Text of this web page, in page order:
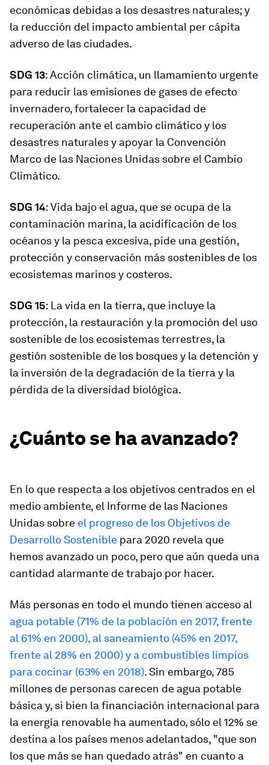
económicas debidas a los desastres naturales; y
la reducción del impacto ambiental per cápita
adverso de las ciudades.
SDG 13: Acción climática, un llamamiento urgente
para reducir las emisiones de gases de efecto
invernadero, fortalecer la capacidad de
recuperación ante el cambio climático y los
desastres naturales y apoyar la Convención
Marco de las Naciones Unidas sobre el Cambio
Climático.
SDG 14: Vida bajo el agua, que se ocupa de la
contaminación marina, la acidificación de los
océanos y la pesca excesiva, pide una gestión,
protección y conservación más sostenibles de los
ecosistemas marinos y costeros.
SDG 15: La vida en la tierra, que incluye la
protección, la restauración y la promoción del uso
sostenible de los ecosistemas terrestres, la
gestión sostenible de los bosques y la detención y
la inversión de la degradación de la tierra y la
pérdida de la diversidad biológica.
¿Cuánto se ha avanzado?
En lo que respecta a los objetivos centrados en el
medio ambiente, el Informe de las Naciones
Unidas sobre el progreso de los Objetivos de
Desarrollo Sostenible para 2020 revela que
hemos avanzado un poco, pero que aún queda una
cantidad alarmante de trabajo por hacer.
Más personas en todo el mundo tienen acceso al
agua potable (71% de la población en 2017, frente
al 61% en 2000), al saneamiento (45% en 2017,
frente al 28% en 2000) y a combustibles limpios
para cocinar (63% en 2018). Sin embargo, 785
millones de personas carecen de agua potable
básica y, si bien la financiación internacional para
la energía renovable ha aumentado, sólo el 12% se
destina a los países menos adelantados, "que son
los que más se han quedado atrás" en cuanto a